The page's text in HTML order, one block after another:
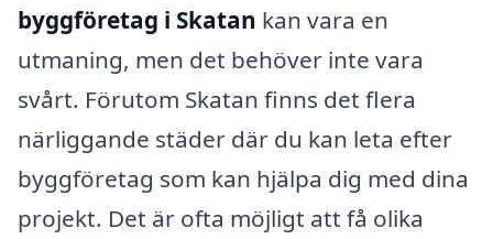
byggföretag i Skatan kan vara en
utmaning, men det behöver inte vara
svårt. Förutom Skatan finns det flera
närliggande städer där du kan leta efter
byggföretag som kan hjälpa dig med dina
projekt. Det är ofta möjligt att få olika